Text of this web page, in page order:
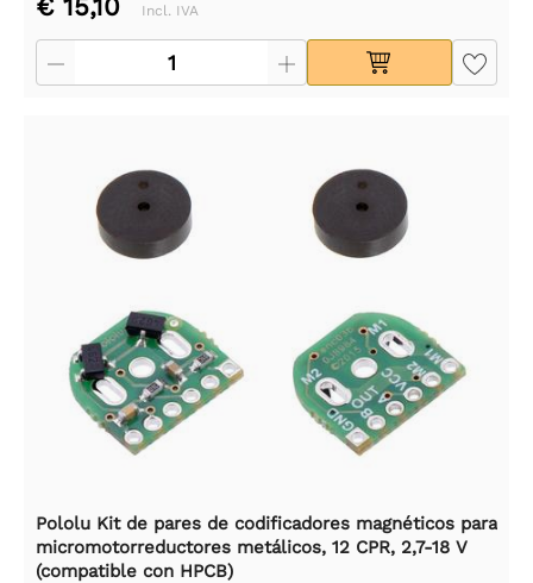
€ 15,10 Incl. IVA
Pololu Kit de pares de codificadores magnéticos para
micromotorreductores metálicos, 12 CPR, 2,7-18 V
(compatible con HPCB)